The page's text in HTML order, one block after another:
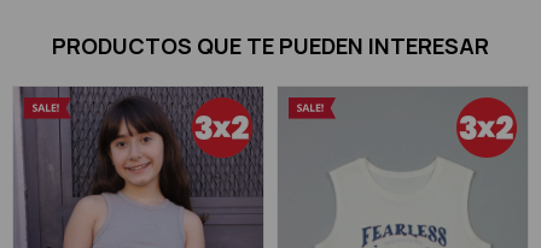
PRODUCTOS QUE TE PUEDEN INTERESAR